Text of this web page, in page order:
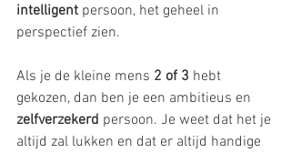
intelligent persoon, het geheel in
perspectief zien.
Als je de kleine mens 2 of 3 hebt
gekozen, dan ben je een ambitieus en
zelfverzekerd persoon. Je weet dat het je
altijd zal lukken en dat er altijd handige